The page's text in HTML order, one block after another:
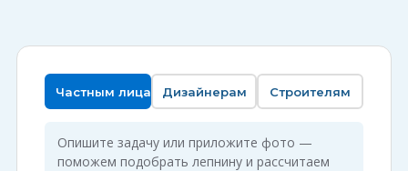
Частным лицам Дизайнерам Строителям
Опишите задачу или приложите фото —
поможем подобрать лепнину и рассчитаем